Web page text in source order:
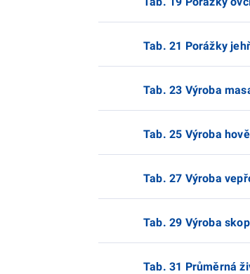
Tab. 21 Porážky
Tab. 23 Výroba
Tab. 25 Výroba
Tab. 27 Výroba
Tab. 29 Výroba
Tab. 31 Průměrná